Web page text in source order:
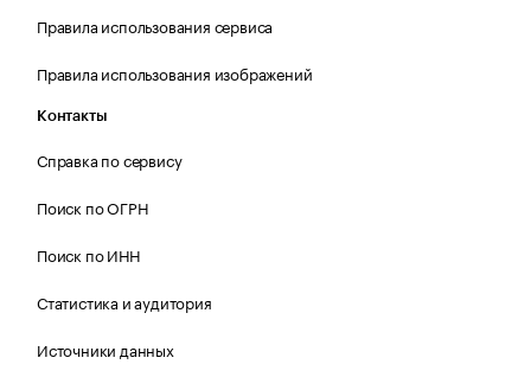
Правила использования сервиса
Правила использования изображений
Контакты
Справка по сервису
Поиск по ОГРН
Поиск по ИНН
Статистика и аудитория
Источники данных